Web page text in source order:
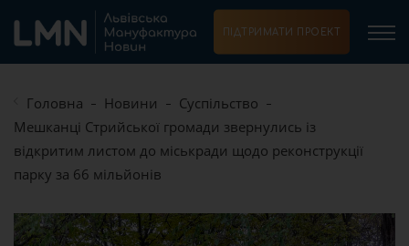
ПІДТРИМАТИ ПРОЕКТ
Головна Новини
Суспільство
Мешканці Стрийської громади звернулись із
відкритим листом до міськради щодо реконструкції
парку за 66 мільйонів